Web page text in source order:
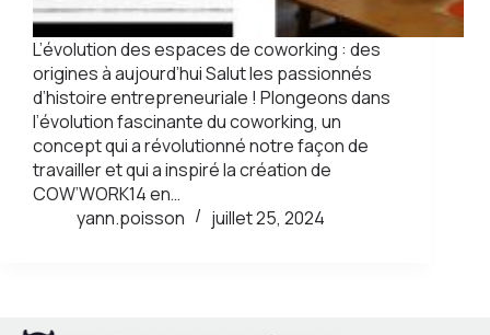
L’évolution des espaces de coworking : des
origines à aujourd’hui Salut les passionnés
d’histoire entrepreneuriale ! Plongeons dans
l’évolution fascinante du coworking, un
concept qui a révolutionné notre façon de
travailler et qui a inspiré la création de
COW’WORK14 en…
yann.poisson
juillet 25, 2024